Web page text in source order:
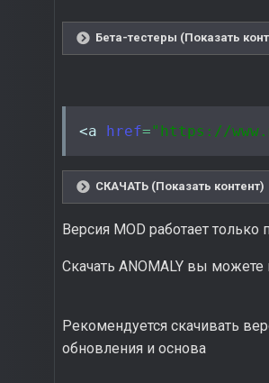
Бета-тестеры (Показать
<a href="https://
СКАЧАТЬ (Показать контент)
Версия MOD работает только
Скачать ANOMALY вы
Рекомендуется скачивать
обновления и основа